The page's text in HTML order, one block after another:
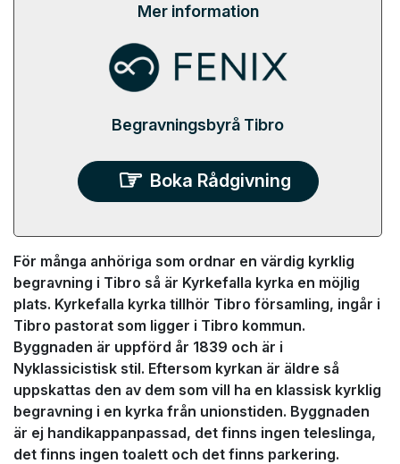
Mer information
Begravningsbyrå Tibro
Boka Rådgivning
För många anhöriga som ordnar en värdig kyrklig
begravning i Tibro så är Kyrkefalla kyrka en möjlig
plats. Kyrkefalla kyrka tillhör Tibro församling, ingår i
Tibro pastorat som ligger i Tibro kommun.
Byggnaden är uppförd år 1839 och är i
Nyklassicistisk stil. Eftersom kyrkan är äldre så
uppskattas den av dem som vill ha en klassisk kyrklig
begravning i en kyrka från unionstiden. Byggnaden
är ej handikappanpassad, det finns ingen teleslinga,
det finns ingen toalett och det finns parkering.